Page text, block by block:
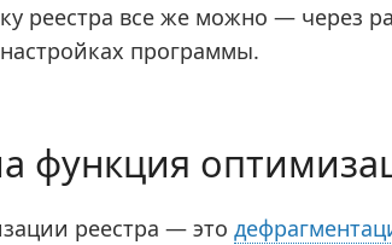
реестра все же можно — через
программы.
функция
реестра — это